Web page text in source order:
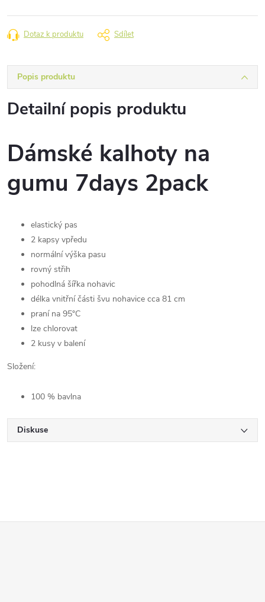
Dotaz k produktu Sdílet
Popis produktu
Detailní popis produktu
Dámské kalhoty na
gumu 7days 2pack
elastický pas
2 kapsy vpředu
normální výška pasu
rovný střih
pohodlná šířka nohavic
délka vnitřní části švu nohavice cca 81 cm
praní na 95°C
lze chlorovat
2 kusy v balení
Složení:
100 % bavlna
Diskuse